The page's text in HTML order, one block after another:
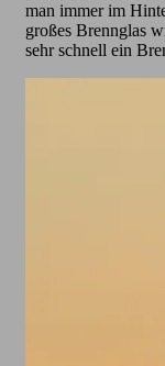
man immer im
großes Brennglas
sehr schnell ein